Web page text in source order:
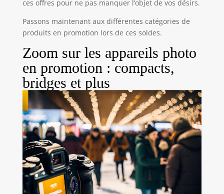
ces offres pour ne pas manquer l’objet de vos désirs.
Passons maintenant aux différentes catégories de
produits en promotion lors de ces soldes.
Zoom sur les appareils photo
en promotion : compacts,
bridges et plus